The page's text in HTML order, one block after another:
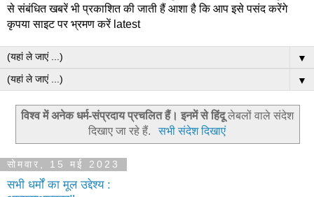
से संबंधित खबरें भी प्रकाशित की जाती हैं आशा है कि आप इसे पसंद करेंगे
कृपया साइट पर भ्रमण करें latest
▼
▼
विश्व में अनेक धर्म-संप्रदाय प्रचलित हैं। इनमें से हिंदूलेबलों वाले संदेश
दिखाए जा रहे हैं.
सभी संदेश दिखाएं
सोमवार, 15 मई 2023
सभी धर्मों का मूल उद्देश्य :